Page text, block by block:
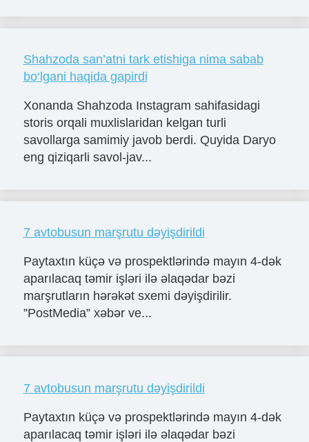
Shahzoda san’atni tark etishiga nima sabab
bo‘lgani haqida gapirdi
Xonanda Shahzoda Instagram sahifasidagi
storis orqali muxlislaridan kelgan turli
savollarga samimiy javob berdi. Quyida Daryo
eng qiziqarli savol-jav...
7 avtobusun marşrutu dəyişdirildi
Paytaxtın küçə və prospektlərində mayın 4-dək
aparılacaq təmir işləri ilə əlaqədar bəzi
marşrutların hərəkət sxemi dəyişdirilir.
”PostMedia” xəbər ve...
7 avtobusun marşrutu dəyişdirildi
Paytaxtın küçə və prospektlərində mayın 4-dək
aparılacaq təmir işləri ilə əlaqədar bəzi